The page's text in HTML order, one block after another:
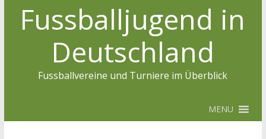
Fussballjugend in
Deutschland
Fussballvereine und Turniere im Überblick
MENU